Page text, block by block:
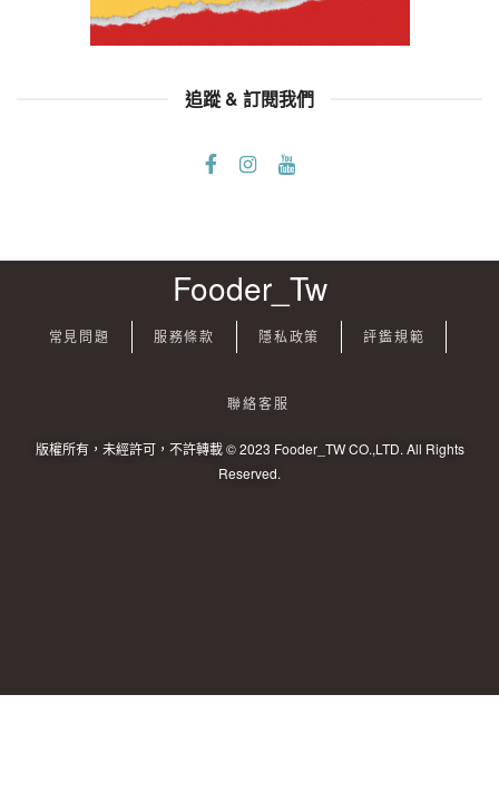
追蹤 & 訂閱我們
Fooder_Tw
常見問題 服務條款 隱私政策 評鑑規範
聯絡客服
版權所有，未經許可，不許轉載 © 2023 Fooder_TW CO.,LTD. All Rights
Reserved.